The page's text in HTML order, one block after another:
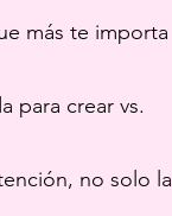
más te importa
para crear vs.
no solo la